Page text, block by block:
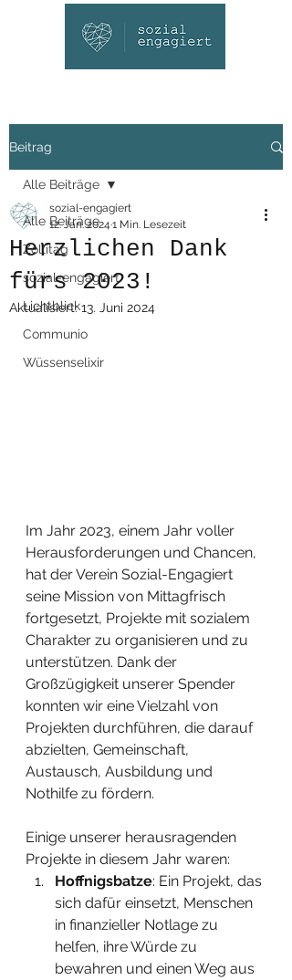
Beitrag
Alle Beiträge
Zollitag
sozial-engagiert
Lichtblick
Communio
Wüssenselixir
Alle Beiträge
Herzlichen Dank
fürs 2023!
sozial-engagiert
12. Jan. 2024 1 Min. Lesezeit
Aktualisiert:13. Juni 2024
Im Jahr 2023, einem Jahr voller
Herausforderungen und Chancen,
hat der Verein Sozial-Engagiert
seine Mission von Mittagfrisch
fortgesetzt, Projekte mit sozialem
Charakter zu organisieren und zu
unterstützen. Dank der
Großzügigkeit unserer Spender
konnten wir eine Vielzahl von
Projekten durchführen, die darauf
abzielten, Gemeinschaft,
Austausch, Ausbildung und
Nothilfe zu fördern.
Einige unserer herausragenden
Projekte in diesem Jahr waren:
Hoffnigsbatze: Ein Projekt, das
sich dafür einsetzt, Menschen
in finanzieller Notlage zu
helfen, ihre Würde zu
bewahren und einen Weg aus